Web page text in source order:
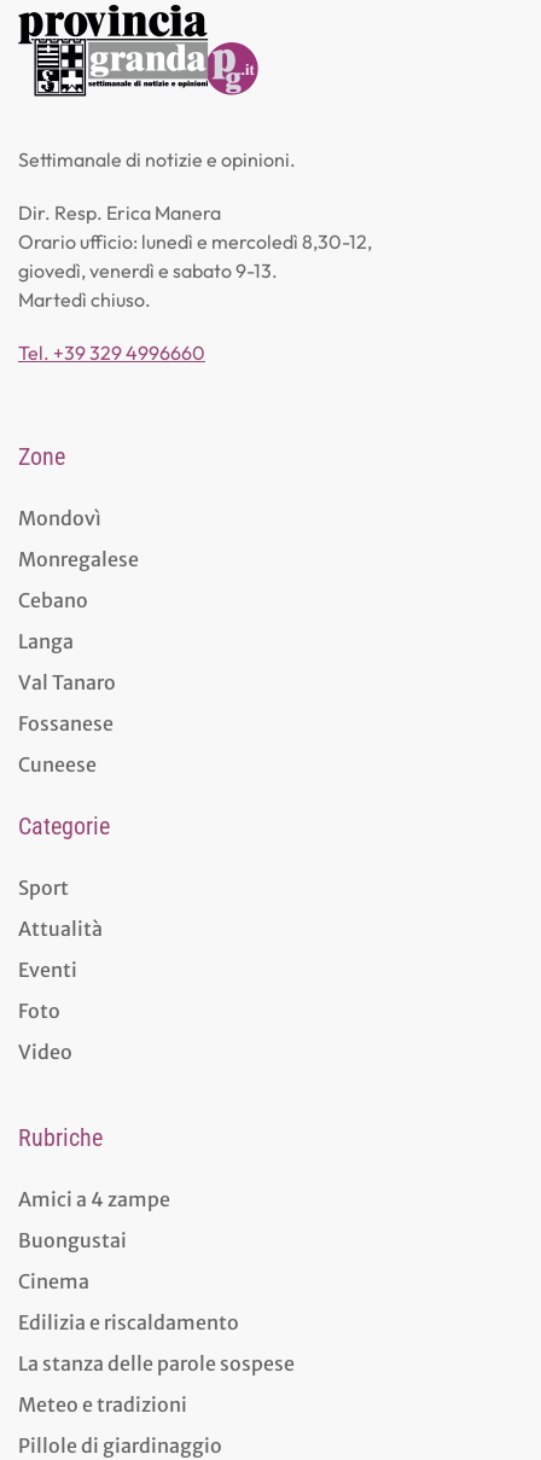
Settimanale di notizie e opinioni.
Dir. Resp. Erica Manera
Orario ufficio: lunedì e mercoledì 8,30-12,
giovedì, venerdì e sabato 9-13.
Martedì chiuso.
Tel. +39 329 4996660
Zone
Mondovì
Monregalese
Cebano
Langa
Val Tanaro
Fossanese
Cuneese
Categorie
Sport
Attualità
Eventi
Foto
Video
Rubriche
Amici a 4 zampe
Buongustai
Cinema
Edilizia e riscaldamento
La stanza delle parole sospese
Meteo e tradizioni
Pillole di giardinaggio